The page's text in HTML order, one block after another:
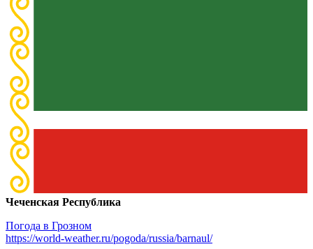
Чеченская Республика
Погода в Грозном
https://world-weather.ru/pogoda/russia/barnaul/